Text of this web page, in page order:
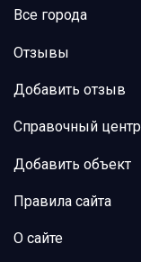
Все города
Отзывы
Добавить отзыв
Справочный центр
Добавить объект
Правила сайта
О сайте